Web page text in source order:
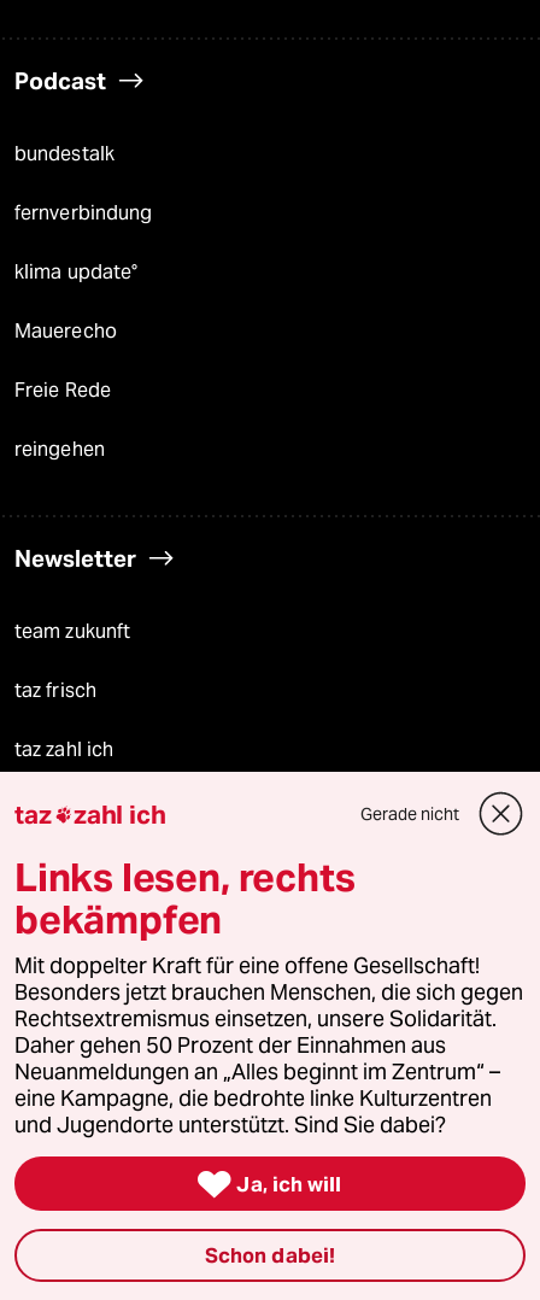
Podcast
bundestalk
fernverbindung
klima update°
Mauerecho
Freie Rede
reingehen
Newsletter
team zukunft
taz frisch
taz zahl ich
taz lab Infobrief
Veranstaltungen
Demnächst
Vor Ort
Live im Stream
Vergangene
taz lab 2027
taz zahl ich Gerade nicht
Links lesen, rechts
bekämpfen
Mit doppelter Kraft für eine offene Gesellschaft!
Besonders jetzt brauchen Menschen, die sich gegen
Rechtsextremismus einsetzen, unsere Solidarität.
Daher gehen 50 Prozent der Einnahmen aus
Neuanmeldungen an „Alles beginnt im Zentrum“ –
eine Kampagne, die bedrohte linke Kulturzentren
und Jugendorte unterstützt. Sind Sie dabei?
 Ja, ich will
Schon dabei!